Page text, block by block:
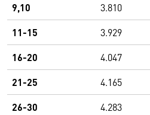
9,10 3.810
11-15 3.929
16-20 4.047
21-25 4.165
26-30 4.283